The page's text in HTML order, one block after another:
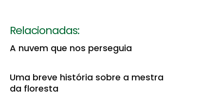
Relacionadas:
A nuvem que nos perseguia
Uma breve história sobre a mestra
da floresta